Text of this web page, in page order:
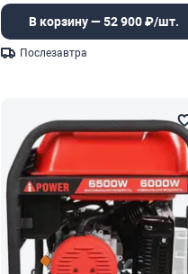
В корзину — 52 900 ₽/шт.
Послезавтра